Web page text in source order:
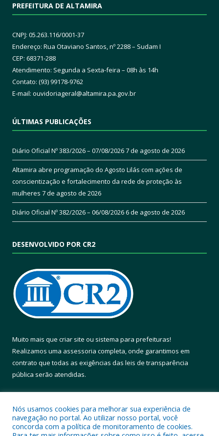
PREFEITURA DE ALTAMIRA
CNPJ: 05.263.116/0001-37
Endereço: Rua Otaviano Santos, nº 2288 – Sudam I
CEP: 68371-288
Atendimento: Segunda a Sexta-feira – 08h às 14h
Contato: (93) 99178-9762
E-mail: ouvidoriageral@altamira.pa.gov.br
ÚLTIMAS PUBLICAÇÕES
Diário Oficial Nº 383/2026 – 07/08/20267 de agosto de 2026
Altamira abre programação do Agosto Lilás com ações de
conscientização e fortalecimento da rede de proteção às
mulheres 7 de agosto de 2026
Diário Oficial Nº 382/2026 – 06/08/20266 de agosto de 2026
DESENVOLVIDO POR CR2
Muito mais que criar site ou sistema para prefeituras!
Realizamos uma assessoria completa, onde garantimos em
contrato que todas as exigências das leis de transparência
pública serão atendidas.
Nós usamos cookies para melhorar sua experiência de
navegação no portal. Ao utilizar nosso portal, você
concorda com a política de monitoramento de cookies.